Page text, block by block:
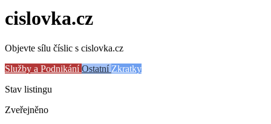
cislovka.cz
Objevte sílu číslic s cislovka.cz
Služby a PodnikáníOstatní Zkratky
Stav listingu
Zveřejněno